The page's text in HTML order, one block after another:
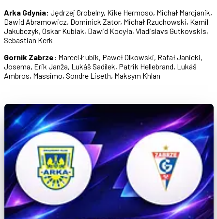
Arka Gdynia: Jędrzej Grobelny, Kike Hermoso, Michał Marcjanik,
Dawid Abramowicz, Dominick Zator, Michał Rzuchowski, Kamil
Jakubczyk, Oskar Kubiak, Dawid Kocyła, Vladislavs Gutkovskis,
Sebastian Kerk
Gornik Zabrze: Marcel Łubik, Paweł Olkowski, Rafał Janicki,
Josema, Erik Janža, Lukáš Sadílek, Patrik Hellebrand, Lukáš
Ambros, Massimo, Sondre Liseth, Maksym Khlan